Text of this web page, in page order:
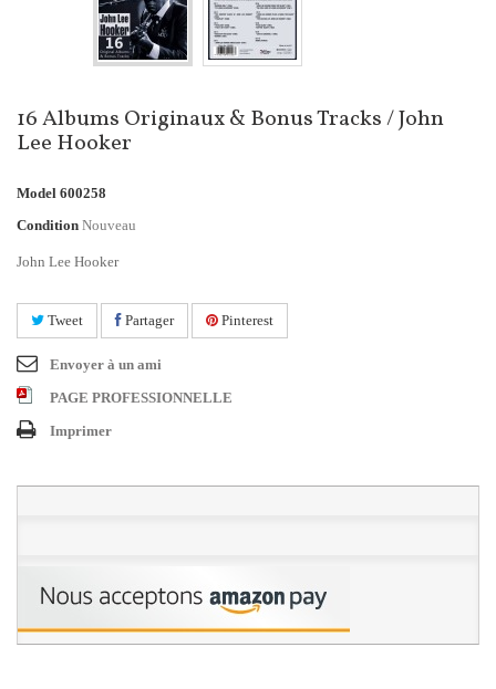
16 Albums Originaux & Bonus Tracks / John
Lee Hooker
Model 600258
Condition Nouveau
John Lee Hooker
Tweet Partager Pinterest
Envoyer à un ami
PAGE PROFESSIONNELLE
Imprimer